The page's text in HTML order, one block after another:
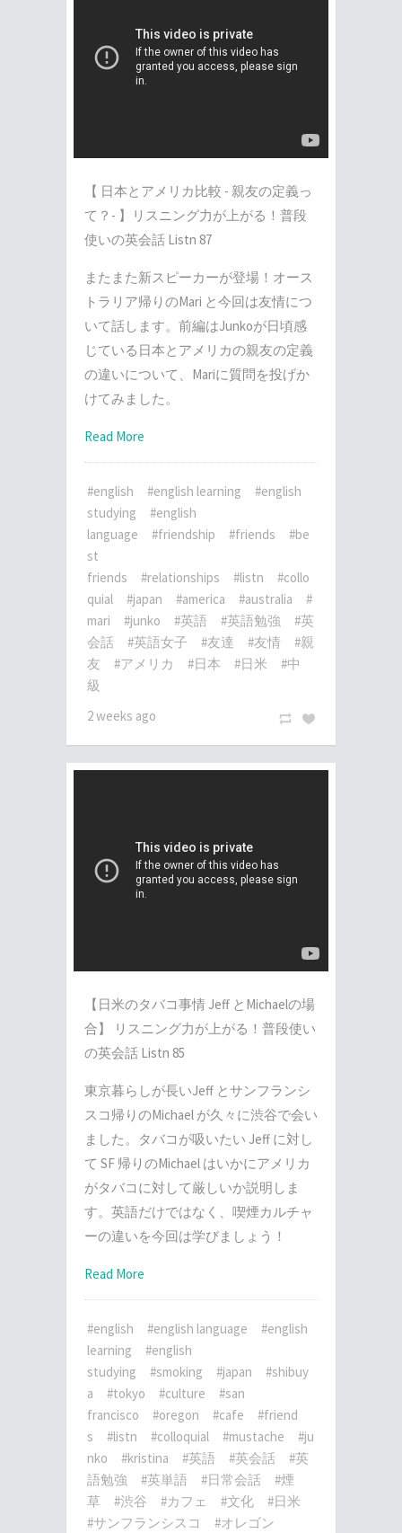
【 日本とアメリカ比較 - 親友の定義っ
て？- 】リスニング力が上がる！普段
使いの英会話 Listn 87
またまた新スピーカーが登場！オース
トラリア帰りのMari と今回は友情につ
いて話します。前編はJunkoが日頃感
じている日本とアメリカの親友の定義
の違いについて、Mariに質問を投げか
けてみました。
Read More
#english #english learning
#english
studying
#english
language
#friendship #friends
#be
st
friends
#relationships #listn
#collo
quial
#japan #america #australia
#
mari
#junko #英語 #英語勉強
#英
会話
#英語女子 #友達 #友情
#親
友
#アメリカ #日本 #日米
#中
級
2 weeks ago
【日米のタバコ事情 Jeff とMichaelの場
合】 リスニング力が上がる！普段使い
の英会話 Listn 85
東京暮らしが長いJeff とサンフランシ
スコ帰りのMichael が久々に渋谷で会い
ました。タバコが吸いたい Jeff に対し
て SF 帰りのMichael はいかにアメリカ
がタバコに対して厳しいか説明しま
す。英語だけではなく、喫煙カルチャ
ーの違いを今回は学びましょう！
Read More
#english #english language
#english
learning
#english
studying
#smoking #japan
#shibuy
a
#tokyo #culture
#san
francisco
#oregon #cafe
#friend
s
#listn #colloquial #mustache
#ju
nko
#kristina #英語 #英会話
#英
語勉強
#英単語 #日常会話
#煙
草
#渋谷 #カフェ #文化
#日米
#サンフランシスコ
#オレゴン